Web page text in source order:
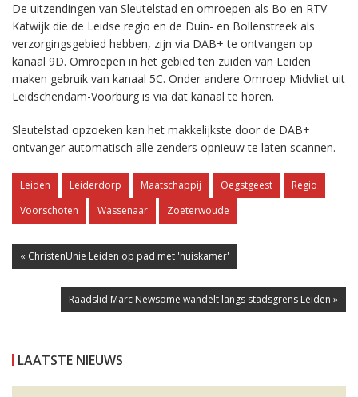
De uitzendingen van Sleutelstad en omroepen als Bo en RTV
Katwijk die de Leidse regio en de Duin- en Bollenstreek als
verzorgingsgebied hebben, zijn via DAB+ te ontvangen op
kanaal 9D. Omroepen in het gebied ten zuiden van Leiden
maken gebruik van kanaal 5C. Onder andere Omroep Midvliet uit
Leidschendam-Voorburg is via dat kanaal te horen.
Sleutelstad opzoeken kan het makkelijkste door de DAB+
ontvanger automatisch alle zenders opnieuw te laten scannen.
Leiden Leiderdorp Maatschappij Oegstgeest
Regio
Voorschoten
Wassenaar Zoeterwoude
« ChristenUnie Leiden op pad met 'huiskamer'
Raadslid Marc Newsome wandelt langs stadsgrens Leiden »
LAATSTE NIEUWS